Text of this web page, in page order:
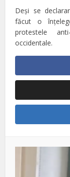
Deşi se
făcut o
protestele
occidentale.